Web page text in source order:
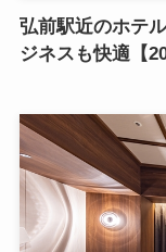
弘前駅近のホテ
ジネスも快適【